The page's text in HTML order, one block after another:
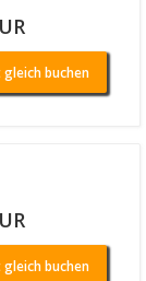
gleich buchen
gleich buchen